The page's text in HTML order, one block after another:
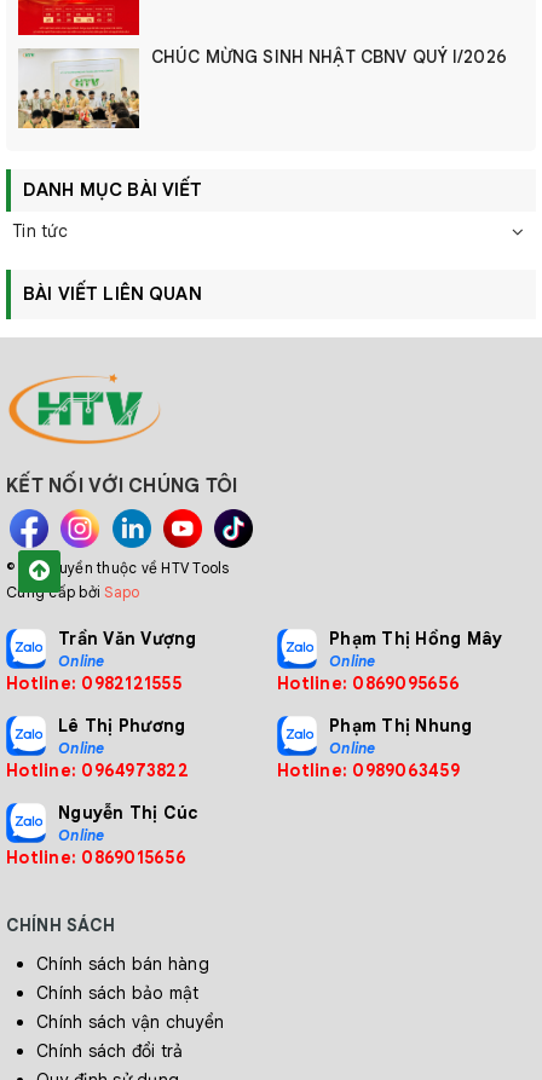
CHÚC MỪNG SINH NHẬT CBNV QUÝ I/2026
DANH MỤC BÀI VIẾT
Tin tức
BÀI VIẾT LIÊN QUAN
KẾT NỐI VỚI CHÚNG TÔI
© Bản quyền thuộc về HTV Tools
Cung cấp bởiSapo
Trần Văn Vượng
Online
Hotline: 0982121555
Phạm Thị Hồng Mây
Online
Hotline: 0869095656
Lê Thị Phương
Online
Hotline: 0964973822
Phạm Thị Nhung
Online
Hotline: 0989063459
Nguyễn Thị Cúc
Online
Hotline: 0869015656
CHÍNH SÁCH
Chính sách bán hàng
Chính sách bảo mật
Chính sách vận chuyển
Chính sách đổi trả